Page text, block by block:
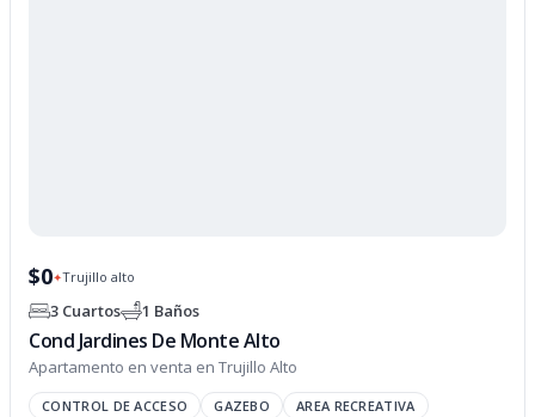
$0✦Trujillo alto
3 Cuartos 1 Baños
Cond Jardines De Monte Alto
Apartamento en venta en Trujillo Alto
CONTROL DE ACCESO GAZEBO AREA RECREATIVA